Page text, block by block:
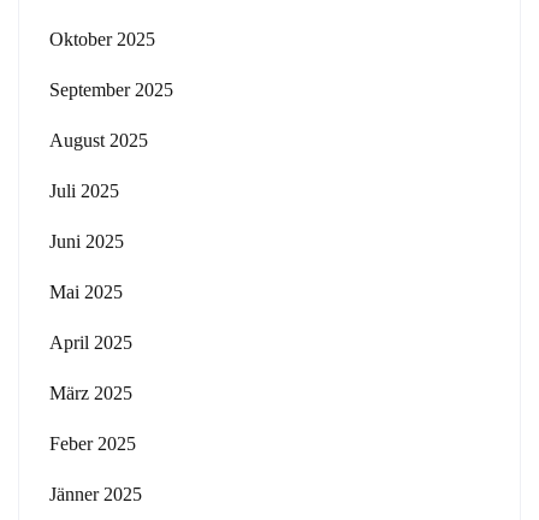
Oktober 2025
September 2025
August 2025
Juli 2025
Juni 2025
Mai 2025
April 2025
März 2025
Feber 2025
Jänner 2025